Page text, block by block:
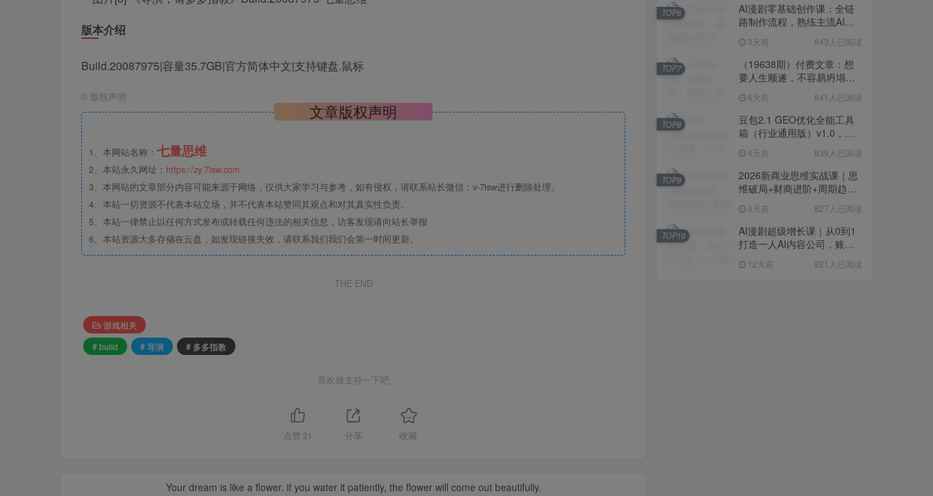
版本介绍
Build.20087975|容量35.7GB|官方简体中文|支持键盘.鼠标
© 版权声明
文章版权声明
1、本网站名称： 七量思维
2、本站永久网址： https://zy.7lsw.com
3、本网站的文章部分内容可能来源于网络，仅供大家学习与参考，如有侵权，请联系站长微信：v-7lsw进行删除处理。
4、本站一切资源不代表本站立场，并不代表本站赞同其观点和对其真实性负责。
5、本站一律禁止以任何方式发布或转载任何违法的相关信息，访客发现请向站长举报
6、本站资源大多存储在云盘，如发现链接失效，请联系我们我们会第一时间更新。
THE END
游戏相关
# build
# 导演 # 多多指教
喜欢就支持一下吧
点赞 21 分享 收藏
Your dream is like a flower. if you water it patiently, the flower will come out beautifully.
AI漫剧零基础创作课：全链
路制作流程，熟练主流AI工
3天前 843人已阅读
TOP6
（19638期）付费文章：想
要人生顺遂，不容易坍塌，
6天前 841人已阅读
TOP7
豆包2.1 GEO优化全能工具
箱（行业通用版）v1.0，会
景4天前 839人已阅读
TOP8
2026新商业思维实战课｜思
维破局+财商进阶+周期趋势
度解析全体系
3天前 827人已阅读
TOP9
AI漫剧超级增长课｜从0到1
打造一人AI内容公司，账号
流程实战
12天前 821人已阅读
TOP10